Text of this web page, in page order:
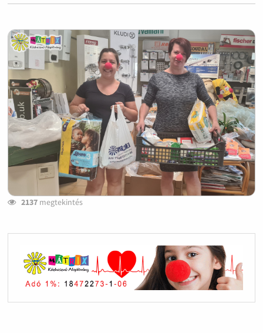
2137megtekintés